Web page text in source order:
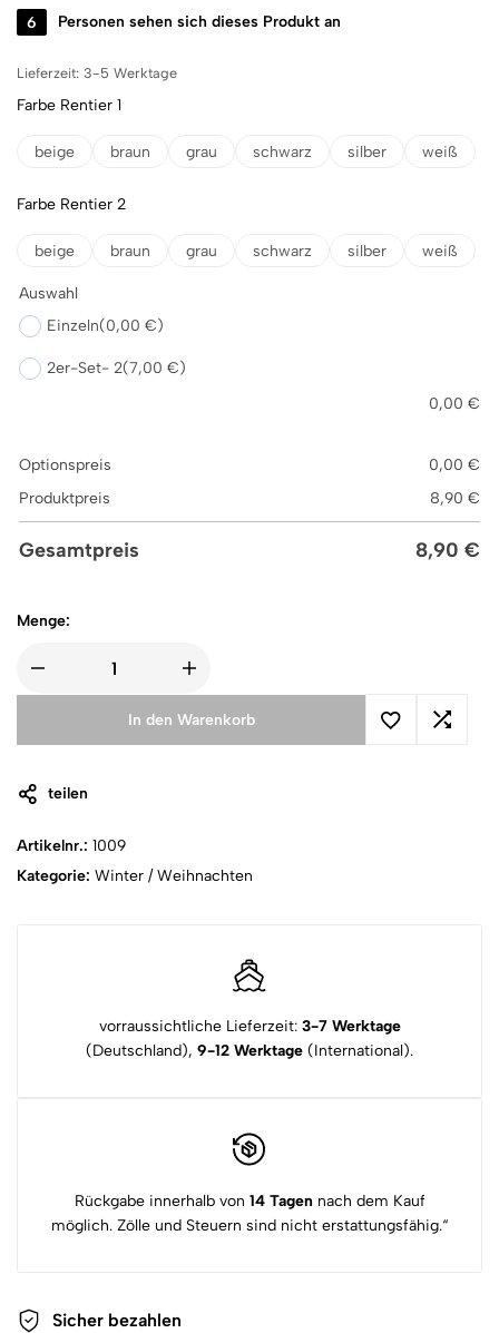
6 Personen sehen sich dieses Produkt an
Lieferzeit: 3-5 Werktage
Farbe Rentier 1
beige braun grau schwarz silber weiß
Farbe Rentier 2
beige braun grau schwarz silber weiß
Auswahl
Einzeln(0,00 €)
2er-Set- 2(7,00 €)
0,00 €
Optionspreis 0,00 €
Produktpreis
8,90 €
Gesamtpreis 8,90 €
Menge:
In den Warenkorb
teilen
Artikelnr.: 1009
Kategorie: Winter / Weihnachten
vorraussichtliche Lieferzeit: 3-7 Werktage
(Deutschland), 9-12 Werktage (International).
Rückgabe innerhalb von 14 Tagennach dem Kauf
möglich. Zölle und Steuern sind nicht erstattungsfähig.“
Sicher bezahlen